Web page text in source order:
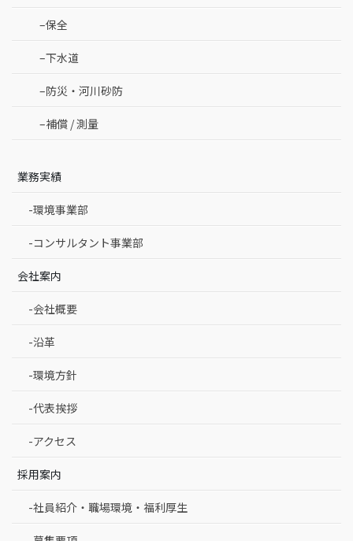
–保全
–下水道
–防災・河川砂防
–補償 / 測量
業務実績
-環境事業部
-コンサルタント事業部
会社案内
-会社概要
-沿革
-環境方針
-代表挨拶
-アクセス
採用案内
-社員紹介・職場環境・福利厚生